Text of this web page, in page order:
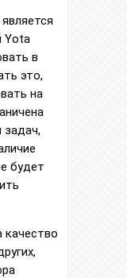
Yota
в
это,
на
задач,
будет
качество